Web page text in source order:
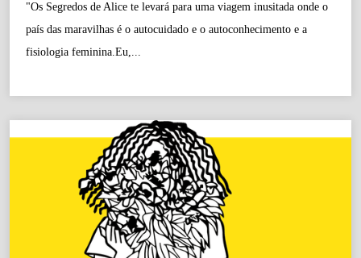
"Os Segredos de Alice te levará para uma viagem inusitada onde o
país das maravilhas é o autocuidado e o autoconhecimento e a
fisiologia feminina.Eu,...